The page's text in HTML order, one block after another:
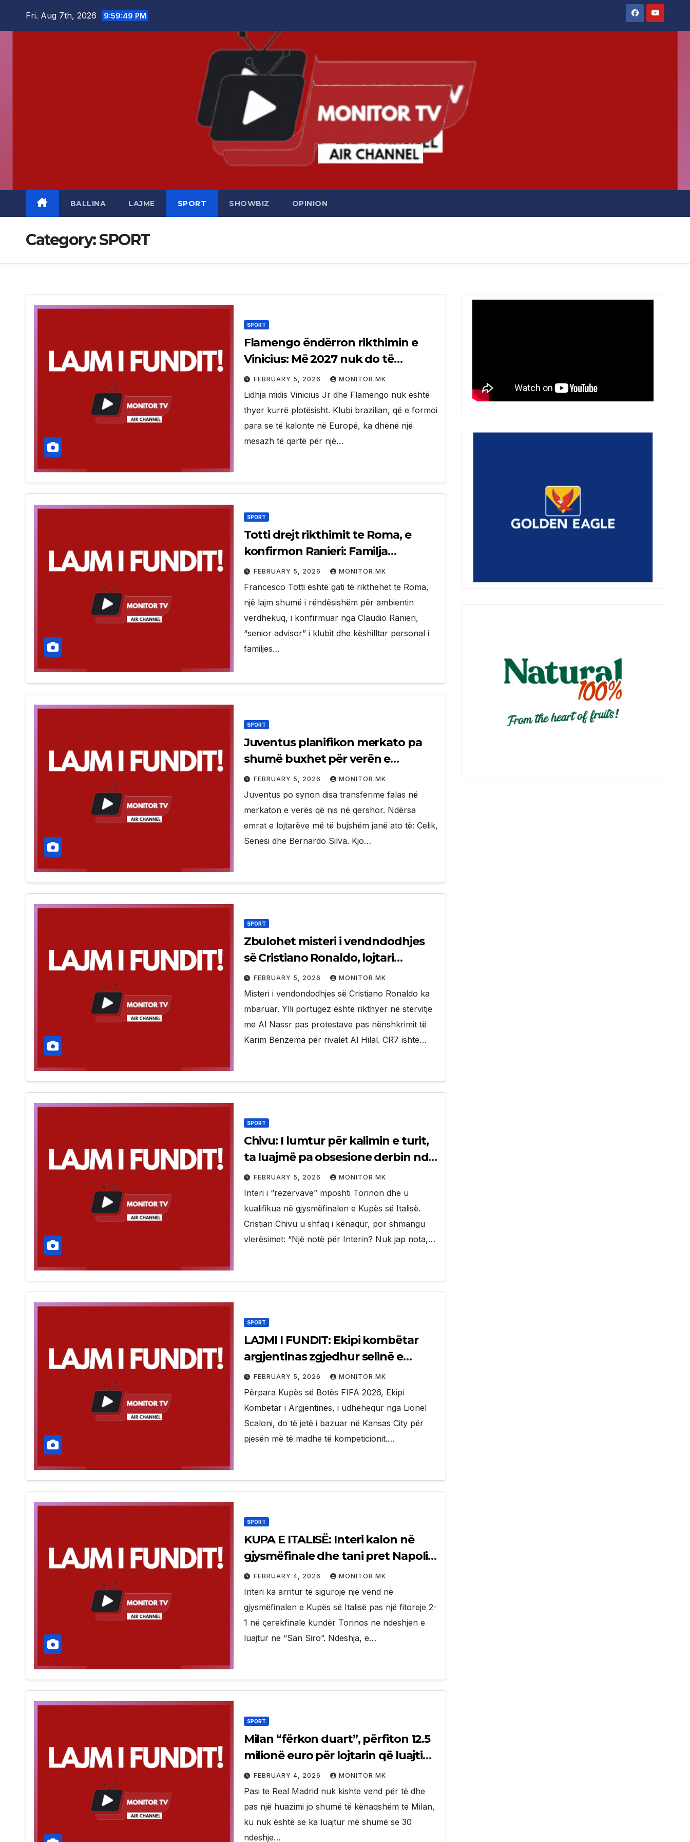
Fri. Aug 7th, 2026 9:59:50 PM
BALLINA LAJME SPORT SHOWBIZ OPINION
Category:SPORT
SPORT
Flamengo ëndërron rikthimin e
Vinicius: Më 2027 nuk do të
paguajmë asgjë te Reali
FEBRUARY 5, 2026 MONITOR.MK
Lidhja midis Vinicius Jr dhe Flamengo nuk është
thyer kurrë plotësisht. Klubi brazilian, që e formoi
para se të kalonte në Europë, ka dhënë një
mesazh të qartë për një…
SPORT
Totti drejt rikthimit te Roma, e
konfirmon Ranieri: Familja
‘Friedkin’ po e mendon…
FEBRUARY 5, 2026 MONITOR.MK
Francesco Totti është gati të rikthehet te Roma,
një lajm shumë i rëndësishëm për ambientin
verdhekuq, i konfirmuar nga Claudio Ranieri,
“senior advisor” i klubit dhe këshilltar personal i
familjes…
SPORT
Juventus planifikon merkato pa
shumë buxhet për verën e
ardhshme, synon 3 lojtarë me
parametrin zero
FEBRUARY 5, 2026 MONITOR.MK
Juventus po synon disa transferime falas në
merkaton e verës që nis në qershor. Ndërsa
emrat e lojtarëve më të bujshëm janë ato të: Celik,
Senesi dhe Bernardo Silva. Kjo…
SPORT
Zbulohet misteri i vendndodhjes
së Cristiano Ronaldo, lojtari
rikthehet në stërvitje me Al Nassr
FEBRUARY 5, 2026 MONITOR.MK
Misteri i vendondodhjes së Cristiano Ronaldo ka
mbaruar. Ylli portugez është rikthyer në stërvitje
me Al Nassr pas protestave pas nënshkrimit të
Karim Benzema për rivalët Al Hilal. CR7 ishte…
SPORT
Chivu: I lumtur për kalimin e turit,
ta luajmë pa obsesione derbin ndaj
Milanit
FEBRUARY 5, 2026 MONITOR.MK
Interi i “rezervave” mposhti Torinon dhe u
kualifikua në gjysmëfinalen e Kupës së Italisë.
Cristian Chivu u shfaq i kënaqur, por shmangu
vlerësimet: “Një notë për Interin? Nuk jap nota,…
SPORT
LAJMI I FUNDIT: Ekipi kombëtar
argjentinas zgjedhur selinë e
Botërorit 2026!
FEBRUARY 5, 2026 MONITOR.MK
Përpara Kupës së Botës FIFA 2026, Ekipi
Kombëtar i Argjentinës, i udhëhequr nga Lionel
Scaloni, do të jetë i bazuar në Kansas City për
pjesën më të madhe të kompeticionit.…
SPORT
KUPA E ITALISË: Interi kalon në
gjysmëfinale dhe tani pret Napoli
ose Como! (VIDEO)
FEBRUARY 4, 2026 MONITOR.MK
Interi ka arritur të sigurojë një vend në
gjysmëfinalen e Kupës së Italisë pas një fitoreje 2-
1 në çerekfinale kundër Torinos ne ndeshjen e
luajtur ne “San Siro”. Ndeshja, e…
SPORT
Milan “fërkon duart”, përfiton 12.5
milionë euro për lojtarin që luajti
më pak se 30 ndeshje me
kuqezinjtë
FEBRUARY 4, 2026 MONITOR.MK
Pasi te Real Madrid nuk kishte vend për të dhe
pas një huazimi jo shumë të kënaqshëm te Milan,
ku nuk është se ka luajtur më shumë se 30
ndeshje…